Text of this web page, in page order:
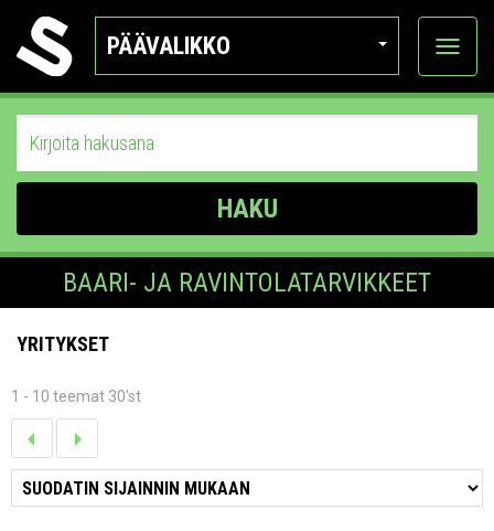
PÄÄVALIKKO
Näytä
HAKU
BAARI- JA RAVINTOLATARVIKKEET
YRITYKSET
1 - 10 teemat 30'st